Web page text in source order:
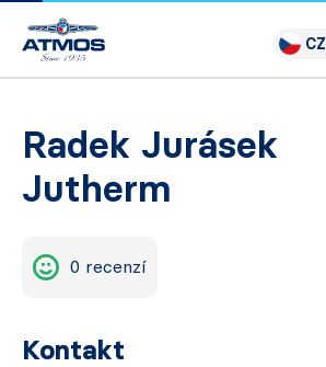
CZ
Radek Jurásek
Jutherm
0 recenzí
Kontakt